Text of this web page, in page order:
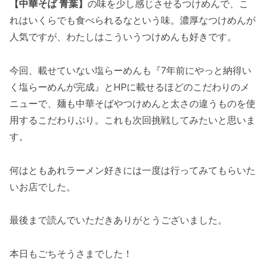
【中華そば 青葉】 の味を少し感じさせるつけめんで、こ
れはいくらでも食べられるなという味。濃厚なつけめんが
人気ですが、わたしはこういうつけめんも好きです。
今回、載せていない塩らーめんも『7年前にやっと納得い
く塩らーめんが完成』とHPに載せるほどのこだわりのメ
ニューで、麺も中華そばやつけめんと太さの違うものを使
用するこだわりぶり。これも次回挑戦してみたいと思いま
す。
何はともあれラーメン好きには一度は行ってみてもらいた
いお店でした。
最後まで読んでいただきありがとうございました。
本日もごちそうさまでした！